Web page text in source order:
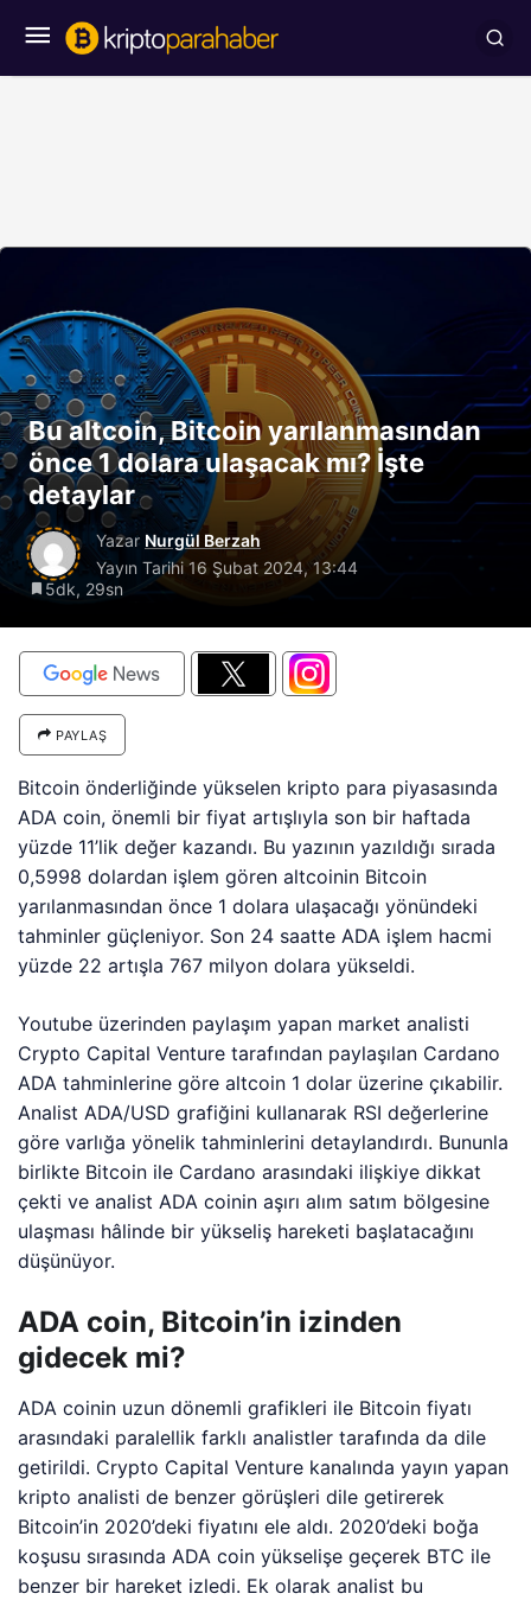
Bu altcoin, Bitcoin yarılanmasından
önce 1 dolara ulaşacak mı? İşte
detaylar
Yazar Nurgül Berzah
Yayın Tarihi 16 Şubat 2024, 13:44
5dk, 29sn
PAYLAŞ
Bitcoin önderliğinde yükselen kripto para piyasasında
ADA coin, önemli bir fiyat artışlıyla son bir haftada
yüzde 11’lik değer kazandı. Bu yazının yazıldığı sırada
0,5998 dolardan işlem gören altcoinin Bitcoin
yarılanmasından önce 1 dolara ulaşacağı yönündeki
tahminler güçleniyor. Son 24 saatte ADA işlem hacmi
yüzde 22 artışla 767 milyon dolara yükseldi.
Youtube üzerinden paylaşım yapan market analisti
Crypto Capital Venture tarafından paylaşılan Cardano
ADA tahminlerine göre altcoin 1 dolar üzerine çıkabilir.
Analist ADA/USD grafiğini kullanarak RSI değerlerine
göre varlığa yönelik tahminlerini detaylandırdı. Bununla
birlikte Bitcoin ile Cardano arasındaki ilişkiye dikkat
çekti ve analist ADA coinin aşırı alım satım bölgesine
ulaşması hâlinde bir yükseliş hareketi başlatacağını
düşünüyor.
ADA coin, Bitcoin’in izinden
gidecek mi?
ADA coinin uzun dönemli grafikleri ile Bitcoin fiyatı
arasındaki paralellik farklı analistler tarafında da dile
getirildi. Crypto Capital Venture kanalında yayın yapan
kripto analisti de benzer görüşleri dile getirerek
Bitcoin’in 2020’deki fiyatını ele aldı. 2020’deki boğa
koşusu sırasında ADA coin yükselişe geçerek BTC ile
benzer bir hareket izledi. Ek olarak analist bu